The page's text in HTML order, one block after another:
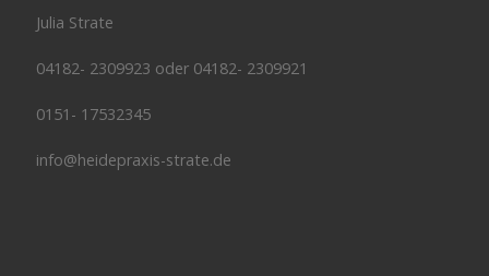
Julia Strate
04182- 2309923 oder 04182- 2309921
0151- 17532345
info@heidepraxis-strate.de